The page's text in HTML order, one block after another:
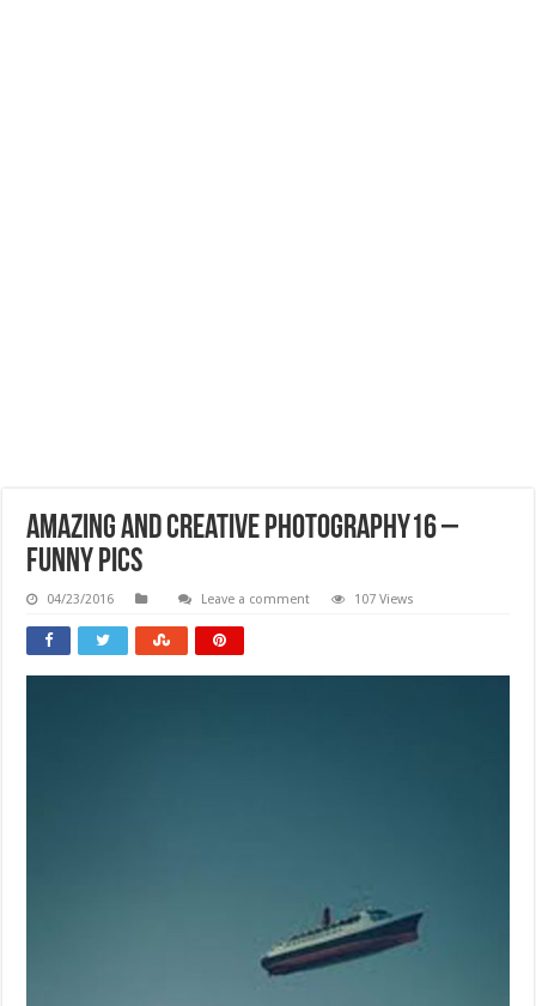
Amazing And Creative Photography16 –
Funny Pics
04/23/2016 Leave a comment 107 Views